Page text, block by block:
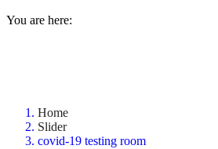
You are here:
Home
Slider
covid-19 testing room